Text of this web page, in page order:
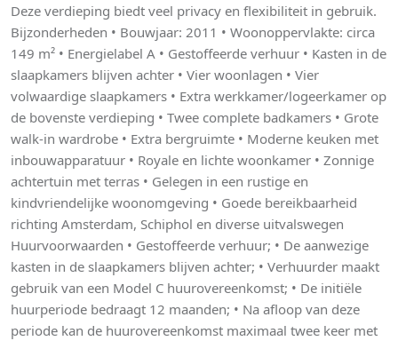
Deze verdieping biedt veel privacy en flexibiliteit in gebruik.
Bijzonderheden • Bouwjaar: 2011 • Woonoppervlakte: circa
149 m² • Energielabel A • Gestoffeerde verhuur • Kasten in de
slaapkamers blijven achter • Vier woonlagen • Vier
volwaardige slaapkamers • Extra werkkamer/logeerkamer op
de bovenste verdieping • Twee complete badkamers • Grote
walk-in wardrobe • Extra bergruimte • Moderne keuken met
inbouwapparatuur • Royale en lichte woonkamer • Zonnige
achtertuin met terras • Gelegen in een rustige en
kindvriendelijke woonomgeving • Goede bereikbaarheid
richting Amsterdam, Schiphol en diverse uitvalswegen
Huurvoorwaarden • Gestoffeerde verhuur; • De aanwezige
kasten in de slaapkamers blijven achter; • Verhuurder maakt
gebruik van een Model C huurovereenkomst; • De initiële
huurperiode bedraagt 12 maanden; • Na afloop van deze
periode kan de huurovereenkomst maximaal twee keer met